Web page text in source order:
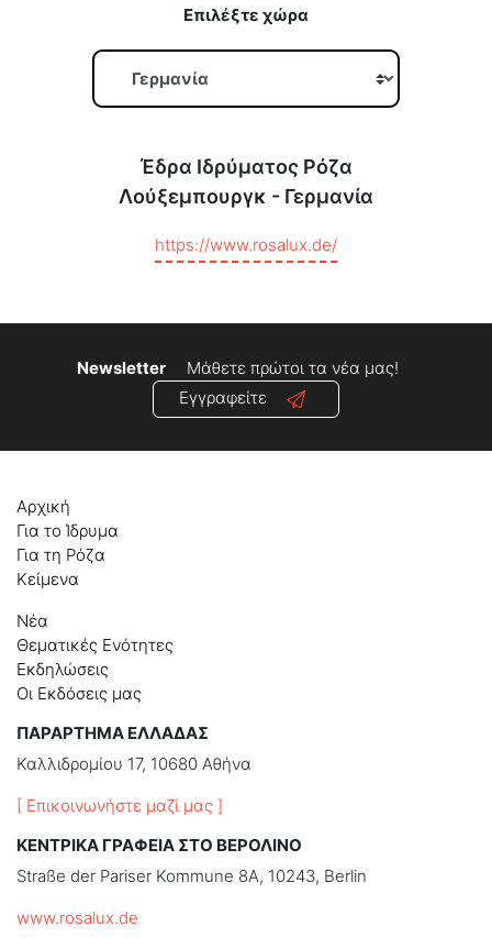
Επιλέξτε χώρα
Έδρα Ιδρύματος Ρόζα
Λούξεμπουργκ - Γερμανία
https://www.rosalux.de/
Newsletter
Μάθετε πρώτοι τα νέα μας!
Εγγραφείτε
Αρχική
Για το Ίδρυμα
Για τη Ρόζα
Κείμενα
Νέα
Θεματικές Ενότητες
Εκδηλώσεις
Οι Εκδόσεις μας
ΠΑΡΑΡΤΗΜΑ ΕΛΛΑΔΑΣ
Καλλιδρομίου 17, 10680 Αθήνα
[ Επικοινωνήστε μαζί μας ]
ΚΕΝΤΡΙΚΑ ΓΡΑΦΕΙΑ ΣΤΟ ΒΕΡΟΛΙΝΟ
Straße der Pariser Kommune 8A, 10243, Berlin
www.rosalux.de